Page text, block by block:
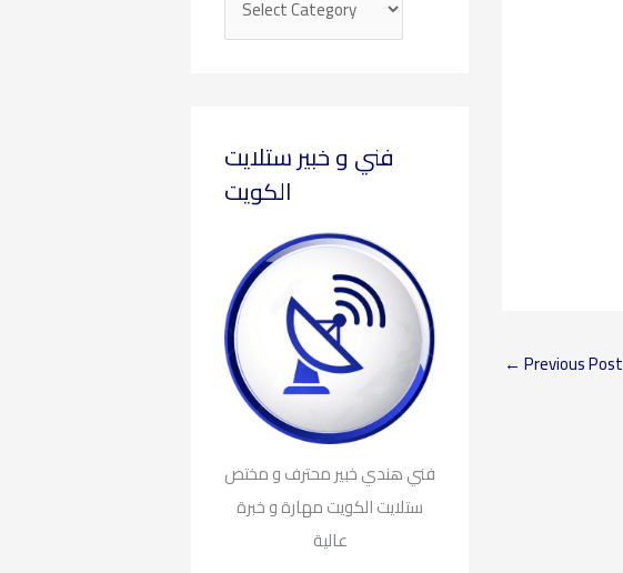
فني و خبير ستلايت
الكويت
فني هندي خبير محترف و مختص
ستلايت الكويت مهارة و خبرة
عالية
← Previous Post